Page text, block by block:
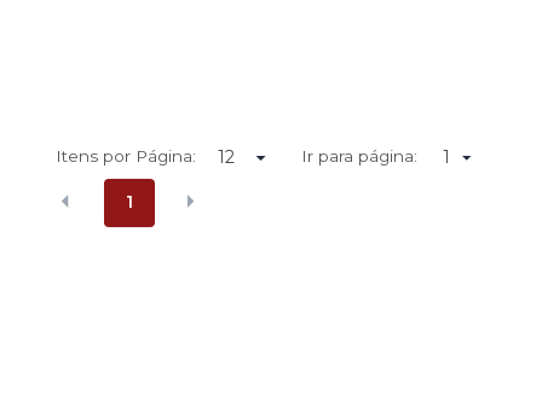
Itens por Página: Ir para página: 1
1